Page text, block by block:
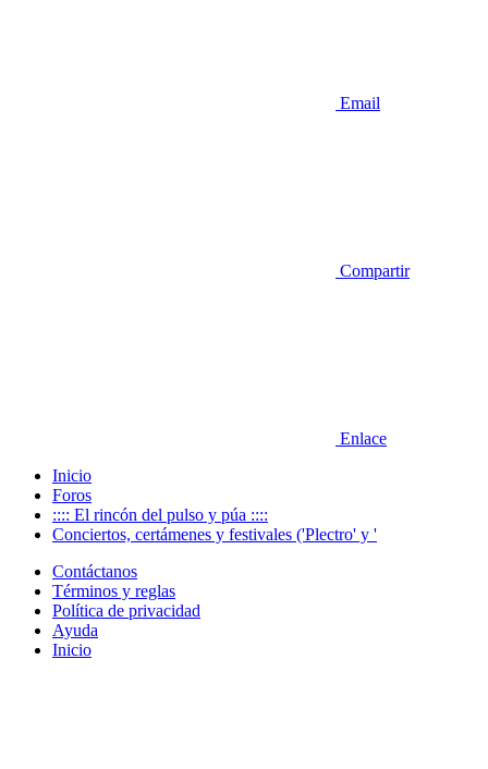
Email
Compartir
Enlace
Inicio
Foros
:::: El rincón del pulso y púa ::::
Conciertos, certámenes y festivales ('Plectro' y '
Contáctanos
Términos y reglas
Política de privacidad
Ayuda
Inicio